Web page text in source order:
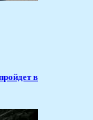
в